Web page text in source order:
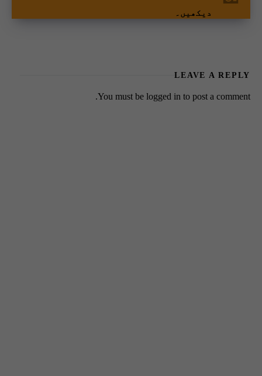
دیکھیں۔
LEAVE A REPLY
You must be logged in to post a comment.